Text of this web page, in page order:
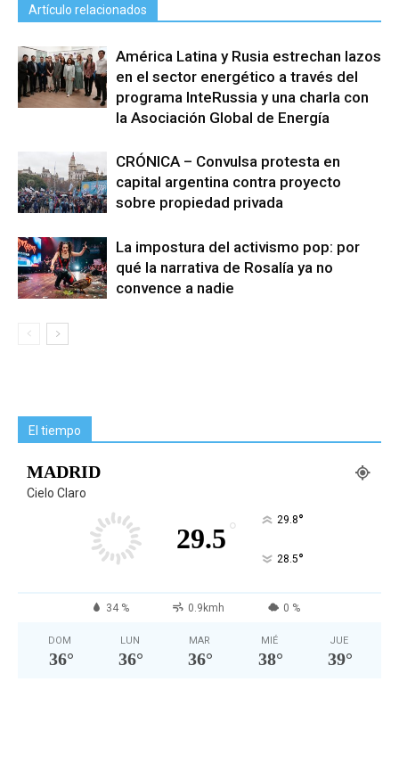
Artículo relacionados
América Latina y Rusia estrechan lazos
en el sector energético a través del
programa InteRussia y una charla con
la Asociación Global de Energía
CRÓNICA – Convulsa protesta en
capital argentina contra proyecto
sobre propiedad privada
La impostura del activismo pop: por
qué la narrativa de Rosalía ya no
convence a nadie
El tiempo
MADRID
Cielo Claro
29.5 ° 29.8°
28.5°
34 % 0.9kmh 0 %
DOM
36°
LUN
36°
MAR
36°
MIÉ
38°
JUE
39°